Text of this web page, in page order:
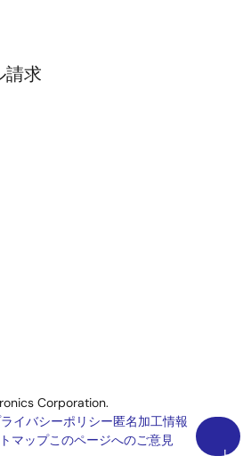
上
請求
Corporation.
イバシーポリシー匿名加工情報
マップこのページへのご意見